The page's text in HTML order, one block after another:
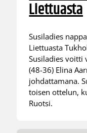
Liettuasta
Susiladies
Liettuasta
Susiladies voitti
(48-36) Elina
johdattamana.
toisen ottelun,
Ruotsi.